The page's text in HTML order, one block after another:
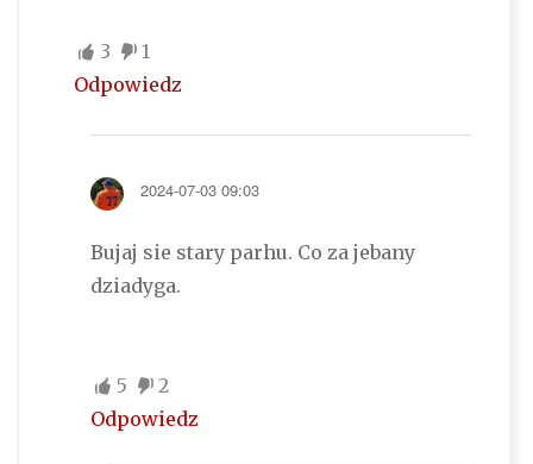
3
1
Odpowiedz
2024-07-03 09:03
Bujaj sie stary parhu. Co za jebany
dziadyga.
5
2
Odpowiedz